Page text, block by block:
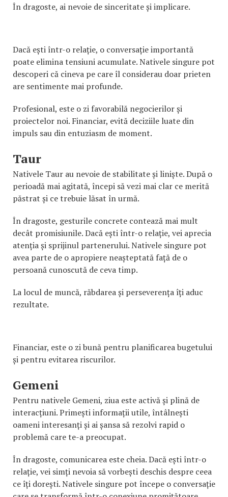
În dragoste, ai nevoie de sinceritate și implicare.
Dacă ești într-o relație, o conversație importantă
poate elimina tensiuni acumulate. Nativele singure pot
descoperi că cineva pe care îl considerau doar prieten
are sentimente mai profunde.
Profesional, este o zi favorabilă negocierilor și
proiectelor noi. Financiar, evită deciziile luate din
impuls sau din entuziasm de moment.
Taur
Nativele Taur au nevoie de stabilitate și liniște. După o
perioadă mai agitată, începi să vezi mai clar ce merită
păstrat și ce trebuie lăsat în urmă.
În dragoste, gesturile concrete contează mai mult
decât promisiunile. Dacă ești într-o relație, vei aprecia
atenția și sprijinul partenerului. Nativele singure pot
avea parte de o apropiere neașteptată față de o
persoană cunoscută de ceva timp.
La locul de muncă, răbdarea și perseverența îți aduc
rezultate.
Financiar, este o zi bună pentru planificarea bugetului
și pentru evitarea riscurilor.
Gemeni
Pentru nativele Gemeni, ziua este activă și plină de
interacțiuni. Primești informații utile, întâlnești
oameni interesanți și ai șansa să rezolvi rapid o
problemă care te-a preocupat.
În dragoste, comunicarea este cheia. Dacă ești într-o
relație, vei simți nevoia să vorbești deschis despre ceea
ce îți dorești. Nativele singure pot începe o conversație